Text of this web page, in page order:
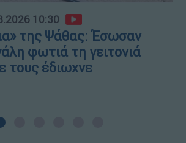
10:30
της Ψάθας: Έσωσαν
φωτιά τη γειτονιά
τους έδιωχνε